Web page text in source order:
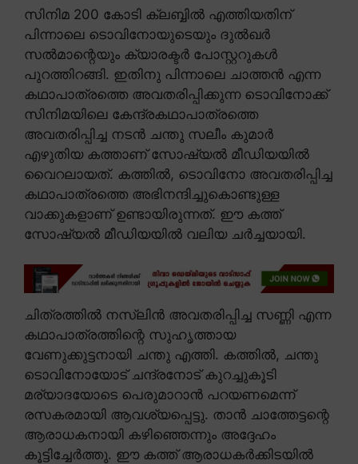
സിനിമ 200 കോടി ക്ലബ്ബിൽ എത്തിയതിന്
പിന്നാലെ ടൊവിനോയുടെയും ദുൽഖർ
സൽമാന്റെയും ക്യാരക്ടർ പോസ്റ്ററുകൾ
പുറത്തിറങ്ങി. ഇതിനു പിന്നാലെ ചാത്തൻ എന്ന
കഥാപാത്രത്തെ അവതരിപ്പിക്കുന്ന ടൊവിനോക്ക്
സിനിമയിലെ കേന്ദ്രകഥാപാത്രത്തെ
അവതരിപ്പിച്ച നടൻ ചന്തു സലീം കുമാർ
എഴുതിയ കത്താണ് സോഷ്യൽ മീഡിയയിൽ
വൈറലായത്. കത്തിൽ, ടൊവിനോ അവതരിപ്പിച്ച
കഥാപാത്രത്തെ അഭിനന്ദിച്ചുകൊണ്ടുള്ള
വാക്കുകളാണ് ഉണ്ടായിരുന്നത്. ഈ കത്ത്
സോഷ്യൽ മീഡിയയിൽ വലിയ ചർച്ചയായി.
ചിത്രത്തിൽ നസ്ലിൻ അവതരിപ്പിച്ച സണ്ണി എന്ന
കഥാപാത്രത്തിന്റെ സുഹൃത്തായ
വേണുക്കുട്ടനായി ചന്തു എത്തി. കത്തിൽ, ചന്തു
ടൊവിനോയോട് ചന്ദ്രനോട് കുറച്ചുകൂടി
മര്യാദയോടെ പെരുമാറാൻ പറയണമെന്ന്
രസകരമായി ആവശ്യപ്പെട്ടു. താൻ ചാത്തേട്ടന്റെ
ആരാധകനായി കഴിഞ്ഞെന്നും അദ്ദേഹം
കൂട്ടിച്ചേർത്തു. ഈ കത്ത് ആരാധകർക്കിടയിൽ